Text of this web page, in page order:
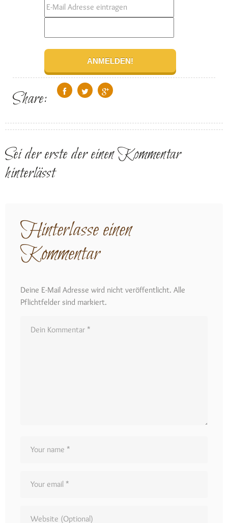
Share:
Sei der erste der einen Kommentar
hinterlässt
Hinterlasse einen
Kommentar
Deine E-Mail Adresse wird nicht veröffentlicht. Alle
Pflichtfelder sind markiert.